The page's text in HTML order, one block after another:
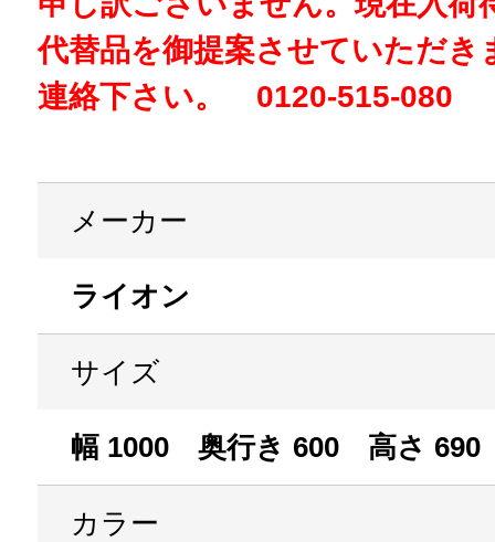
代替品を御提案させていただき
連絡下さい。 0120-515-080
メーカー
ライオン
サイズ
幅 1000 奥行き 600 高さ 690
カラー